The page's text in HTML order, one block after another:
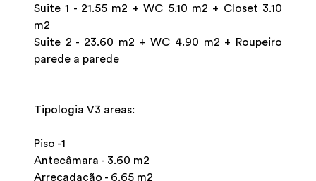
Suite 1 - 21.55 m2 + WC 5.10 m2 + Closet 3.10
m2
Suite 2 - 23.60 m2 + WC 4.90 m2 + Roupeiro
parede a parede
Tipologia V3 areas:
Piso -1
Antecâmara - 3.60 m2
Arrecadação - 6.65 m2